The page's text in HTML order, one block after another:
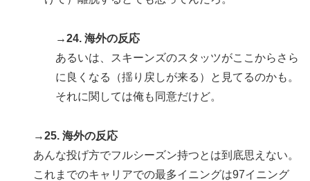
→24. 海外の反応
あるいは、スキーンズのスタッツがここからさら
に良くなる（揺り戻しが来る）と見てるのかも。
それに関しては俺も同意だけど。
→25. 海外の反応
あんな投げ方でフルシーズン持つとは到底思えない。
これまでのキャリアでの最多イニングは97イニング